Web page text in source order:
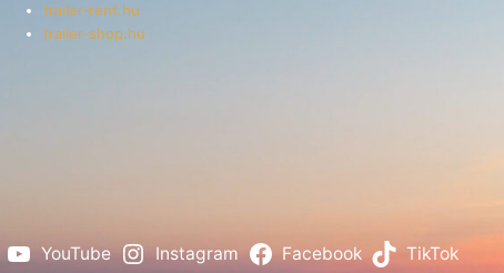
trailer-rent.hu
trailer-shop.hu
YouTube Instagram Facebook TikTok